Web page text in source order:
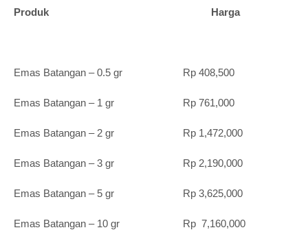
Produk Harga
Emas Batangan – 0.5 gr Rp 408,500
Emas Batangan – 1 gr Rp 761,000
Emas Batangan – 2 gr Rp 1,472,000
Emas Batangan – 3 gr Rp 2,190,000
Emas Batangan – 5 gr Rp 3,625,000
Emas Batangan – 10 gr Rp 7,160,000